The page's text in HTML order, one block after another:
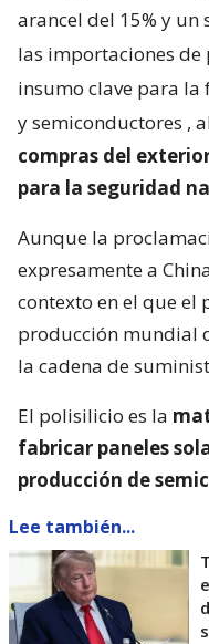
arancel del 15% y un
las importaciones de
insumo clave para la
y semiconductores ,
compras del
para la seguridad
Aunque la
expresamente a
contexto en el que el
producción mundial
la cadena de
El polisilicio es la
fabricar paneles
producción de
Lee también...